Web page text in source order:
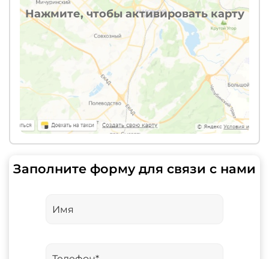
Нажмите, чтобы активировать карту
Заполните форму для связи с нами